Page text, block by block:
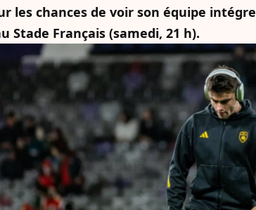
les chances de voir son équipe
Stade Français (samedi, 21 h).